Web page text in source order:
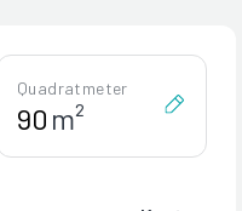
Quadratmeter
m²